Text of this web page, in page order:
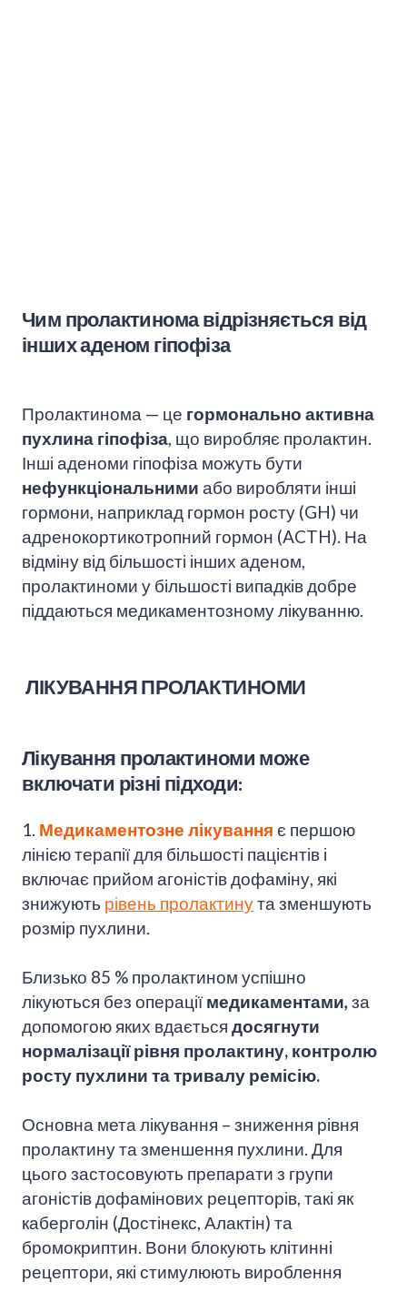
Чим пролактинома відрізняється від
інших аденом гіпофіза
Пролактинома — це гормонально активна
пухлина гіпофіза , що виробляє пролактин.
Інші аденоми гіпофіза можуть бути
нефункціональними або виробляти інші
гормони, наприклад гормон росту (GH) чи
адренокортикотропний гормон (ACTH). На
відміну від більшості інших аденом,
пролактиноми у більшості випадків добре
піддаються медикаментозному лікуванню.
ЛІКУВАННЯ ПРОЛАКТИНОМИ
Лікування пролактиноми може
включати різні підходи:
1. Медикаментозне лікування є першою
лінією терапії для більшості пацієнтів і
включає прийом агоністів дофаміну, які
знижують рівень пролактинута зменшують
розмір пухлини.
Близько 85 % пролактином успішно
лікуються без операції медикаментами, за
допомогою яких вдається досягнути
нормалізації рівня пролактину, контролю
росту пухлини та тривалу ремісію.
Основна мета лікування – зниження рівня
пролактину та зменшення пухлини. Для
цього застосовують препарати з групи
агоністів дофамінових рецепторів, такі як
каберголін (Достінекс, Алактін) та
бромокриптин. Вони блокують клітинні
рецептори, які стимулюють вироблення